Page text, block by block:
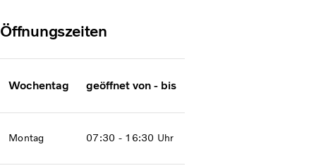
Öffnungszeiten
Wochentag geöffnet von - bis
Montag 07:30 - 16:30 Uhr